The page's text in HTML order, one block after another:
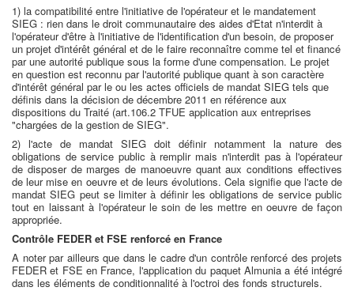
1) la compatibilité entre l'initiative de l'opérateur et le mandatement
SIEG : rien dans le droit communautaire des aides d'Etat n'interdit à
l'opérateur d'être à l'initiative de l'identification d'un besoin, de proposer
un projet d'intérêt général et de le faire reconnaître comme tel et financé
par une autorité publique sous la forme d'une compensation. Le projet
en question est reconnu par l'autorité publique quant à son caractère
d'intérêt général par le ou les actes officiels de mandat SIEG tels que
définis dans la décision de décembre 2011 en référence aux
dispositions du Traité (art.106.2 TFUE application aux entreprises
"chargées de la gestion de SIEG".
2) l'acte de mandat SIEG doit définir notamment la nature des
obligations de service public à remplir mais n'interdit pas à l'opérateur
de disposer de marges de manoeuvre quant aux conditions effectives
de leur mise en oeuvre et de leurs évolutions. Cela signifie que l'acte de
mandat SIEG peut se limiter à définir les obligations de service public
tout en laissant à l'opérateur le soin de les mettre en oeuvre de façon
appropriée.
Contrôle FEDER et FSE renforcé en France
A noter par ailleurs que dans le cadre d'un contrôle renforcé des projets
FEDER et FSE en France, l'application du paquet Almunia a été intégré
dans les éléments de conditionnalité à l'octroi des fonds structurels.